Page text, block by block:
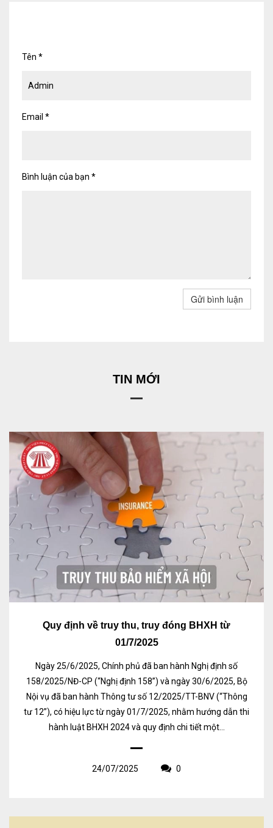
Tên *
Email *
Bình luận của bạn *
Gửi bình luận
TIN MỚI
Quy định về truy thu, truy đóng BHXH từ
01/7/2025
Ngày 25/6/2025, Chính phủ đã ban hành Nghị định số
158/2025/NĐ-CP (“Nghị định 158”) và ngày 30/6/2025, Bộ
Nội vụ đã ban hành Thông tư số 12/2025/TT-BNV (“Thông
tư 12”), có hiệu lực từ ngày 01/7/2025, nhằm hướng dẫn thi
hành luật BHXH 2024 và quy định chi tiết một...
24/07/2025 0